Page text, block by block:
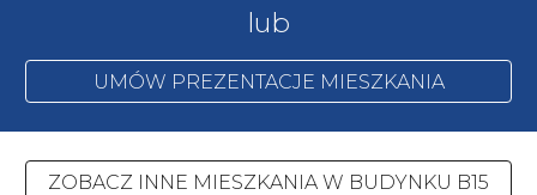
lub
UMÓW PREZENTACJE MIESZKANIA
ZOBACZ INNE MIESZKANIA W BUDYNKU B15